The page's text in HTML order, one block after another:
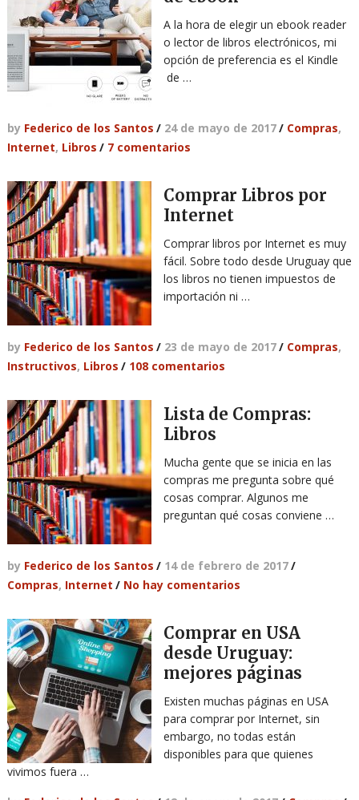
A la hora de elegir un ebook reader
o lector de libros electrónicos, mi
opción de preferencia es el Kindle
de …
by Federico de los Santos / 24 de mayo de 2017/ Compras,
Internet, Libros / 7 comentarios
Comprar Libros por
Internet
Comprar libros por Internet es muy
fácil. Sobre todo desde Uruguay que
los libros no tienen impuestos de
importación ni …
by Federico de los Santos / 23 de mayo de 2017/ Compras,
Instructivos, Libros / 108 comentarios
Lista de Compras:
Libros
Mucha gente que se inicia en las
compras me pregunta sobre qué
cosas comprar. Algunos me
preguntan qué cosas conviene …
by Federico de los Santos / 14 de febrero de 2017/
Compras, Internet / No hay comentarios
Comprar en USA
desde Uruguay:
mejores páginas
Existen muchas páginas en USA
para comprar por Internet, sin
embargo, no todas están
disponibles para que quienes
vivimos fuera …